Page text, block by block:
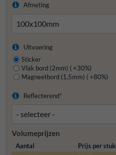
Afmeting
Uitvoering
Sticker
Vlak bord (2mm) ( +30%)
Magneetbord (1,5mm) ( +80%)
Reflecterend*
Volumeprijzen
Aantal Prijs per stuk